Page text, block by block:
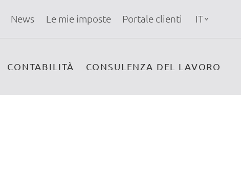
News Le mie imposte Portale clienti IT
CONTABILITÀ CONSULENZA DEL LAVORO